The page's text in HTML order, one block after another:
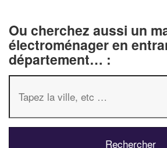
Ou cherchez aussi un
électroménager en
département… :